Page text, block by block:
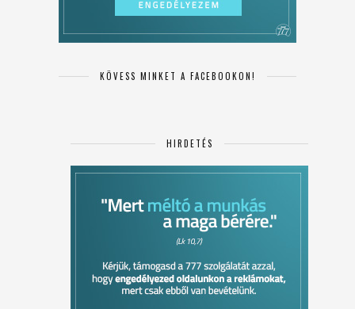
KÖVESS MINKET A FACEBOOKON!
HIRDETÉS